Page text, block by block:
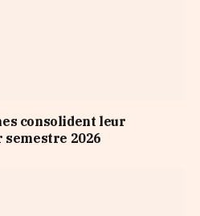
consolident leur
2026